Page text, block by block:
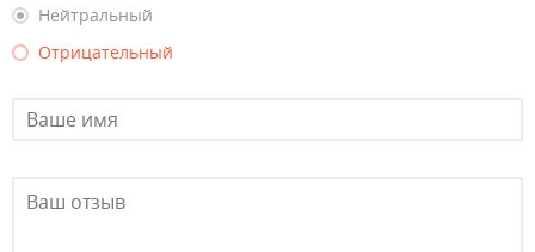
Нейтральный
Отрицательный